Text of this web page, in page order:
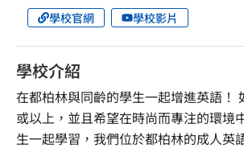
學校官網 學校影片
學校介紹
在都柏林與同齡的學生一起增進英語！
或以上，並且希望在時尚而專注的環境
生一起學習，我們位於都柏林的成人英